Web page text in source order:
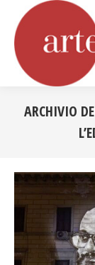
ARCHIVIO